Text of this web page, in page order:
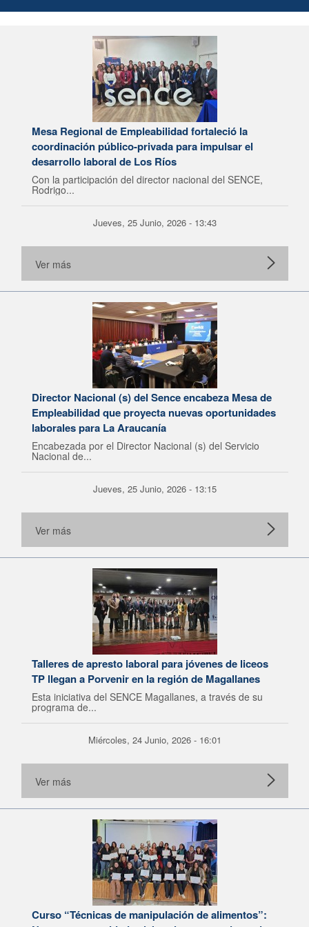
Mesa Regional de Empleabilidad fortaleció la
coordinación público-privada para impulsar el
desarrollo laboral de Los Ríos
Con la participación del director nacional del SENCE,
Rodrigo...
Jueves, 25 Junio, 2026 - 13:43
Ver más
Director Nacional (s) del Sence encabeza Mesa de
Empleabilidad que proyecta nuevas oportunidades
laborales para La Araucanía
Encabezada por el Director Nacional (s) del Servicio
Nacional de...
Jueves, 25 Junio, 2026 - 13:15
Ver más
Talleres de apresto laboral para jóvenes de liceos
TP llegan a Porvenir en la región de Magallanes
Esta iniciativa del SENCE Magallanes, a través de su
programa de...
Miércoles, 24 Junio, 2026 - 16:01
Ver más
Curso “Técnicas de manipulación de alimentos”: